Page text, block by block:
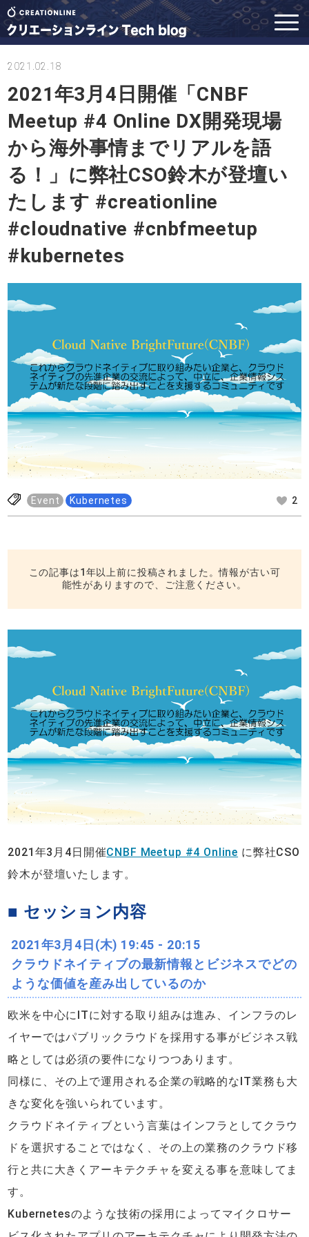
2021.02.18
2021年3月4日開催「CNBF
Meetup #4 Online DX開発現場
から海外事情までリアルを語
る！」に弊社CSO鈴木が登壇い
たします #creationline
#cloudnative #cnbfmeetup
#kubernetes
Event Kubernetes 2
この記事は1年以上前に投稿されました。情報が古い可
能性がありますので、ご注意ください。
2021年3月4日開催CNBF Meetup #4 Online に弊社CSO
鈴木が登壇いたします。
■ セッション内容
2021年3月4日(木) 19:45 - 20:15
クラウドネイティブの最新情報とビジネスでどの
ような価値を産み出しているのか
欧米を中心にITに対する取り組みは進み、インフラのレ
イヤーではパブリックラウドを採用する事がビジネス戦
略としては必須の要件になりつつあります。
同様に、その上で運用される企業の戦略的なIT業務も大
きな変化を強いられています。
クラウドネイティブという言葉はインフラとしてクラウ
ドを選択することではなく、その上の業務のクラウド移
行と共に大きくアーキテクチャを変える事を意味してま
す。
Kubernetesのような技術の採用によってマイクロサー